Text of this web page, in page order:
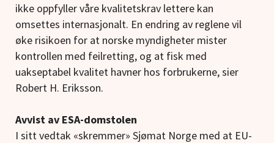
ikke oppfyller våre kvalitetskrav lettere kan
omsettes internasjonalt. En endring av reglene vil
øke risikoen for at norske myndigheter mister
kontrollen med feilretting, og at fisk med
uakseptabel kvalitet havner hos forbrukerne, sier
Robert H. Eriksson.
Avvist av ESA-domstolen
I sitt vedtak «skremmer» Sjømat Norge med at EU-